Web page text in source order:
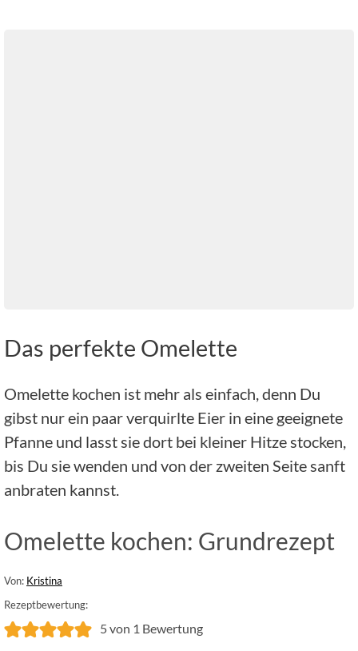
Das perfekte Omelette
Omelette kochen ist mehr als einfach, denn Du
gibst nur ein paar verquirlte Eier in eine geeignete
Pfanne und lasst sie dort bei kleiner Hitze stocken,
bis Du sie wenden und von der zweiten Seite sanft
anbraten kannst.
Omelette kochen: Grundrezept
Von: Kristina
Rezeptbewertung:
5von 1 Bewertung